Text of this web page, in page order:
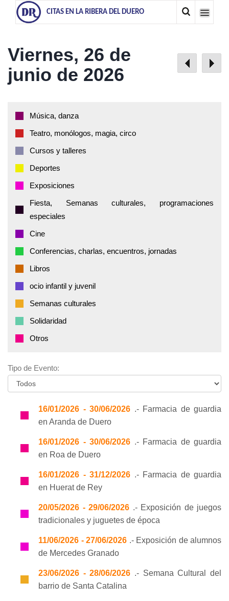
CITAS EN LA RIBERA DEL DUERO
Viernes, 26 de
junio de 2026
Música, danza
Teatro, monólogos, magia, circo
Cursos y talleres
Deportes
Exposiciones
Fiesta, Semanas culturales, programaciones
especiales
Cine
Conferencias, charlas, encuentros, jornadas
Libros
ocio infantil y juvenil
Semanas culturales
Solidaridad
Otros
Tipo de Evento:
16/01/2026 - 30/06/2026 .- Farmacia de guardia
en Aranda de Duero
16/01/2026 - 30/06/2026 .- Farmacia de guardia
en Roa de Duero
16/01/2026 - 31/12/2026 .- Farmacia de guardia
en Huerat de Rey
20/05/2026 - 29/06/2026 .- Exposición de juegos
tradicionales y juguetes de época
11/06/2026 - 27/06/2026 .- Exposición de alumnos
de Mercedes Granado
23/06/2026 - 28/06/2026 .- Semana Cultural del
barrio de Santa Catalina